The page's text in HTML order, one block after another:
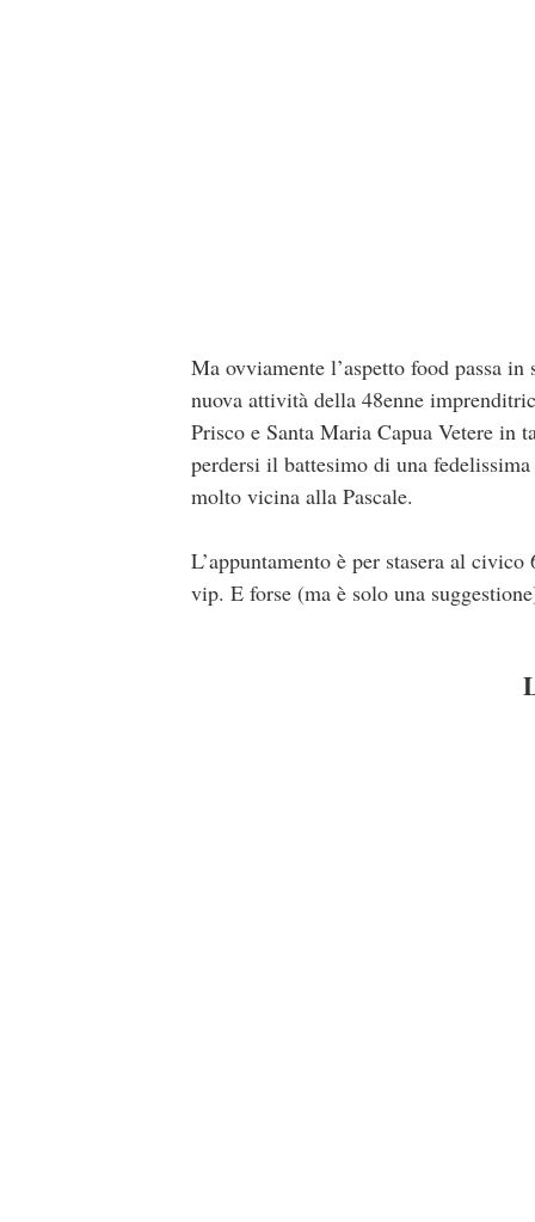
Ma ovviamente l’aspetto food passa
nuova attività della 48enne
Prisco e Santa Maria Capua Vetere in
perdersi il battesimo di una
molto vicina alla Pascale.
L’appuntamento è per stasera al
vip. E forse (ma è solo una